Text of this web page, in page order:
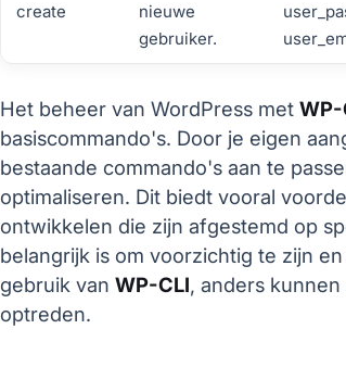
create
nieuwe
gebruiker.
Het beheer van WordPress met WP-
basiscommando's. Door je eigen
bestaande commando's aan te
optimaliseren. Dit biedt vooral
ontwikkelen die zijn afgestemd op
belangrijk is om voorzichtig te zijn
gebruik van WP-CLI, anders
optreden.